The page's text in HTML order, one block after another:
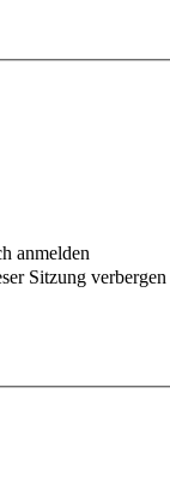
anmelden
Sitzung verbergen